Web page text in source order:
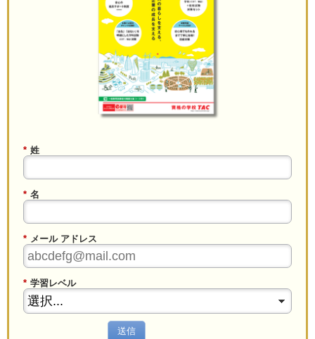
* 姓
* 名
* メール アドレス
* 学習レベル
送信